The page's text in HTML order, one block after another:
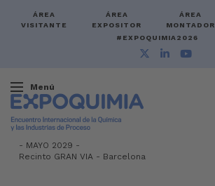
ÁREA
VISITANTE
ÁREA
EXPOSITOR
ÁREA
MONTADOR
#EXPOQUIMIA2026
Menú
- MAYO 2029 -
Recinto GRAN VIA - Barcelona